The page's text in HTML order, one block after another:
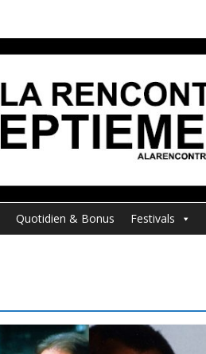
Quotidien & Bonus Festivals